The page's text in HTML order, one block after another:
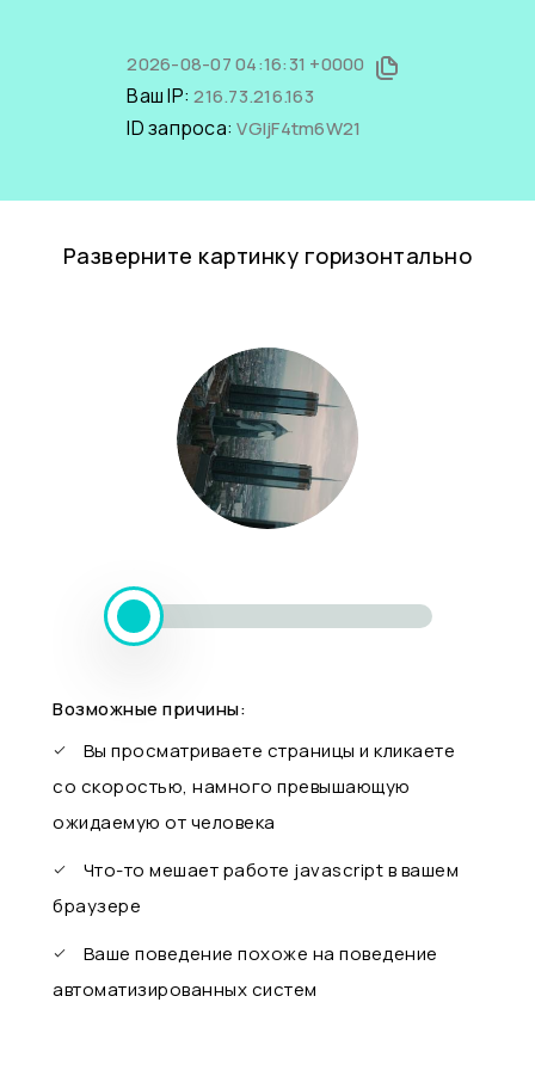
2026-08-07 04:16:31 +0000
Ваш IP:216.73.216.163
ID запроса:VGIjF4tm6W21
Разверните картинку горизонтально
Возможные причины:
Вы просматриваете страницы и кликаете
со скоростью, намного превышающую
ожидаемую от человека
Что-то мешает работе javascript в вашем
браузере
Ваше поведение похоже на поведение
автоматизированных систем